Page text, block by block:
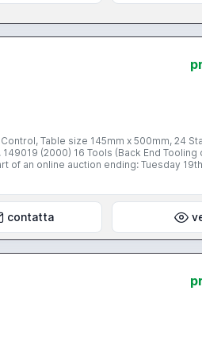
Table size 145mm x 500mm, 24
16 Tools (Back End Tooling only) Please
contatta